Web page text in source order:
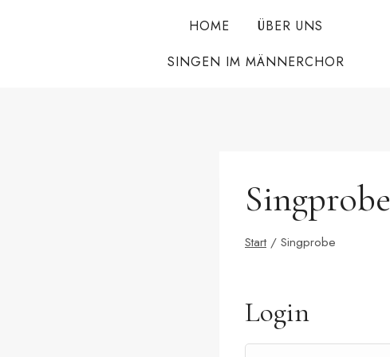
HOME
ÜBER UNS
SINGEN IM MÄNNERCHOR
Singprobe
Start / Singprobe
Login